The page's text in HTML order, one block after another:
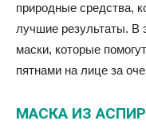
природные средства,
лучшие результаты. В
маски, которые
пятнами на лице за
МАСКА ИЗ